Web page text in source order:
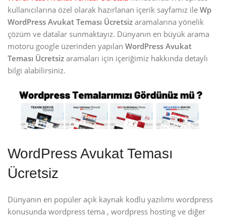
kullanıcılarına özel olarak hazırlanan içerik sayfamız ile Wp
WordPress Avukat Teması Ücretsiz aramalarına yönelik
çözüm ve datalar sunmaktayız. Dünyanın en büyük arama
motoru google üzerinden yapılan WordPress Avukat
Teması Ücretsiz aramaları için içeriğimiz hakkında detaylı
bilgi alabilirsiniz.
WordPress Avukat Teması
Ücretsiz
Dünyanın en popüler açık kaynak kodlu yazılımı wordpress
konusunda wordpress tema , wordpress hosting ve diğer